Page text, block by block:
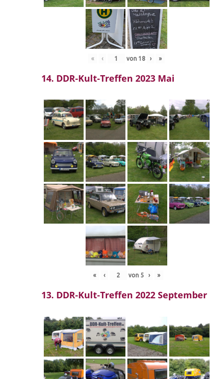
« ‹ von 18 › »
14. DDR-Kult-Treffen 2023 Mai
« ‹ von 5 › »
13. DDR-Kult-Treffen 2022 September